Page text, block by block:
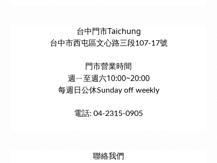
台中門市Taichung
台中市西屯區文心路三段107-17號
門市營業時間
週ㄧ至週六10:00~20:00
每週日公休Sunday off weekly
電話: 04-2315-0905
聯絡我們